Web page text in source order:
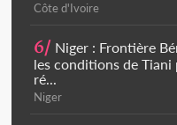
Côte d'Ivoire
6/ Niger : Frontière
les conditions de Tiani
ré...
Niger